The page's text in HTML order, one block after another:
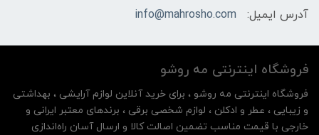
آدرس ایمیل:
info@mahrosho.com
فروشگاه اینترنتی مه‌ رو‌شو
فروشگاه اینترنتی مه‌ رو‌شو ، برای خرید آنلاین لوازم آرایشی ، بهداشتی
و زیبایی ، عطر و ادکلن ، لوازم شخصی برقی ، برندهای معتبر ایرانی و
خارجی با قیمت مناسب تضمین اصالت کالا و ارسال آسان راه‌اندازی